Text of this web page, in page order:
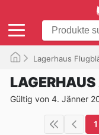
Lagerhaus
Gültig von 4. Jänner
1